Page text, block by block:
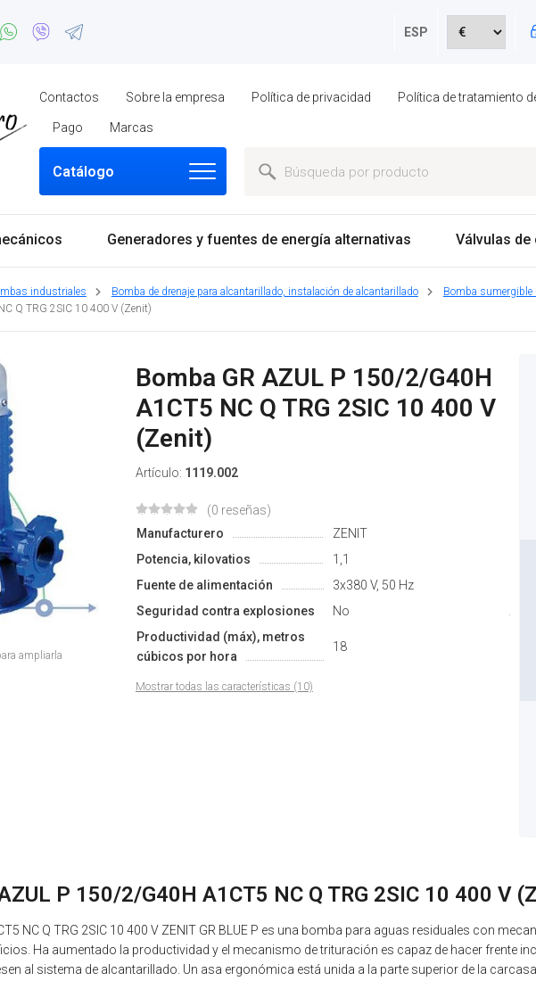
ESP
Contactos Sobre la empresa Política de privacidad Política de tratamiento
Pago Marcas
Catálogo
Generadores y fuentes de energía alternativas Válvulas de
industriales Bomba de drenaje para alcantarillado, instalación de alcantarillado
Bomba sumergible
Q TRG 2SIC 10 400 V (Zenit)
ampliarla
Bomba GR AZUL P 150/2/G40H
A1CT5 NC Q TRG 2SIC 10 400 V
(Zenit)
Artículo: 1119.002
(0 reseñas)
Manufacturero
ZENIT
Potencia, kilovatios
1,1
Fuente de alimentación
3х380 V, 50 Hz
Seguridad contra explosiones
No
Productividad (máx), metros
cúbicos por hora
18
Mostrar todas las características (10)
P 150/2/G40H A1CT5 NC Q TRG 2SIC 10 400 V
NC Q TRG 2SIC 10 400 V ZENIT GR BLUE P es una bomba para aguas residuales con
Ha aumentado la productividad y el mecanismo de trituración es capaz de hacer frente
al sistema de alcantarillado. Un asa ergonómica está unida a la parte superior de la